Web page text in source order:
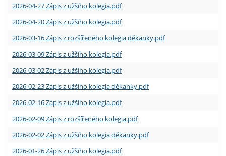
2026-04-27 Zápis z užšího kolegia.pdf
2026-04-20 Zápis z užšího kolegia.pdf
2026-03-16 Zápis z rozšířeného kolegia děkanky.pdf
2026-03-09 Zápis z užšího kolegia.pdf
2026-03-02 Zápis z užšího kolegia.pdf
2026-02-23 Zápis z užšího kolegia děkanky.pdf
2026-02-16 Zápis z užšího kolegia.pdf
2026-02-09 Zápis z rozšířeného kolegia.pdf
2026-02-02 Zápis z užšího kolegia děkanky.pdf
2026-01-26 Zápis z užšího kolegia.pdf